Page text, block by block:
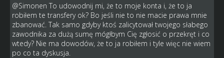
@Simonen To udowodnij mi, że to moje konta i, że to ja
robiłem te transfery ok? Bo jeśli nie to nie macie prawa mnie
zbanować. Tak samo gdyby ktoś zalicytował twojego słabego
zawodnika za dużą sumę mógłbym Cię zgłosić o przekręt i co
wtedy? Nie ma dowodów, że to ja robiłem i tyle więc nie wiem
po co ta dyskusja.